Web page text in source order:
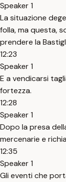
Speaker 1
La situazione
folla, ma questa,
prendere la
12:23
Speaker 1
E a vendicarsi
fortezza.
12:28
Speaker 1
Dopo la presa
mercenarie e
12:35
Speaker 1
Gli eventi che